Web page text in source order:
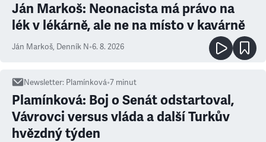
Ján Markoš: Neonacista má právo na
lék v lékárně, ale ne na místo v kavárně
Ján Markoš, Denník N•6. 8. 2026
Newsletter: Plamínková•7 minut
Plamínková: Boj o Senát odstartoval,
Vávrovci versus vláda a další Turkův
hvězdný týden